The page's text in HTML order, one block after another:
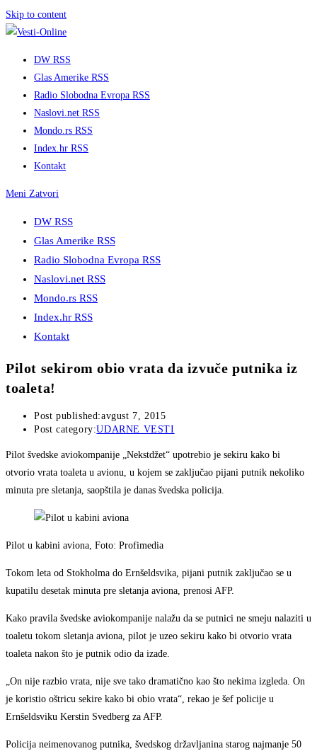
Skip to content
DW RSS
Glas Amerike RSS
Radio Slobodna Evropa RSS
Naslovi.net RSS
Mondo.rs RSS
Index.hr RSS
Kontakt
Meni Zatvori
DW RSS
Glas Amerike RSS
Radio Slobodna Evropa RSS
Naslovi.net RSS
Mondo.rs RSS
Index.hr RSS
Kontakt
Pilot sekirom obio vrata da izvuče putnika iz
toaleta!
Post published:avgust 7, 2015
Post category:UDARNE VESTI
Pilot švedske aviokompanije „Nekstdžet“ upotrebio je sekiru kako bi
otvorio vrata toaleta u avionu, u kojem se zaključao pijani putnik nekoliko
minuta pre sletanja, saopštila je danas švedska policija.
Pilot u kabini aviona, Foto: Profimedia
Tokom leta od Stokholma do Ernšeldsvika, pijani putnik zaključao se u
kupatilu desetak minuta pre sletanja aviona, prenosi AFP.
Kako pravila švedske aviokompanije nalažu da se putnici ne smeju nalaziti u
toaletu tokom sletanja aviona, pilot je uzeo sekiru kako bi otvorio vrata
toaleta nakon što je putnik odio da izađe.
„On nije razbio vrata, nije sve tako dramatično kao što nekima izgleda. On
je koristio oštricu sekire kako bi obio vrata“, rekao je šef policije u
Ernšeldsviku Kerstin Svedberg za AFP.
Policija neimenovanog putnika, švedskog državljanina starog najmanje 50